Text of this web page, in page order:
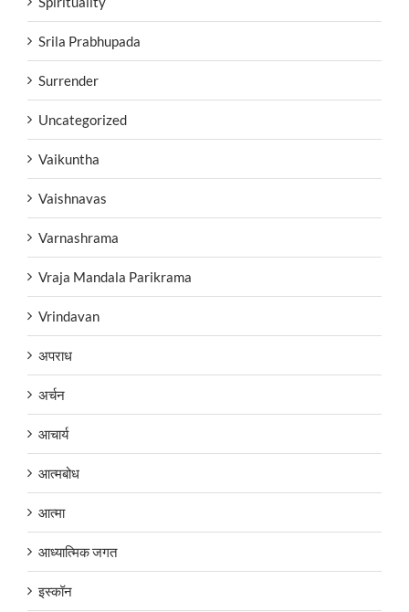
Srila Prabhupada
Surrender
Uncategorized
Vaikuntha
Vaishnavas
Varnashrama
Vraja Mandala Parikrama
Vrindavan
अपराध
अर्चन
आचार्य
आत्मबोध
आत्मा
आध्यात्मिक जगत
इस्कॉन